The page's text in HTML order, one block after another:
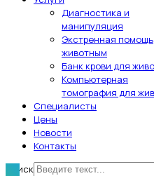
Диагностика и
манипуляция
Экстренная помощь
животным
Банк крови для
Компьютерная
томография для
Специалисты
Цены
Новости
Контакты
Поиск